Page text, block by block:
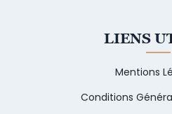
LIENS
Mentions
Conditions